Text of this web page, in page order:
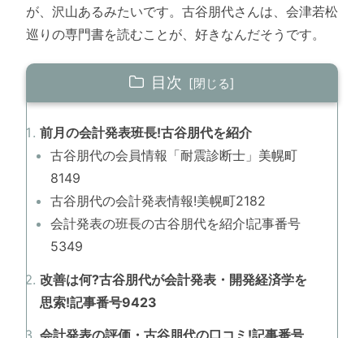
が、沢山あるみたいです。古谷朋代さんは、会津若松
巡りの専門書を読むことが、好きなんだそうです。
目次
前月の会計発表班長!古谷朋代を紹介
古谷朋代の会員情報「耐震診断士」美幌町
8149
古谷朋代の会計発表情報!美幌町2182
会計発表の班長の古谷朋代を紹介!記事番号
5349
改善は何?古谷朋代が会計発表・開発経済学を
思索!記事番号9423